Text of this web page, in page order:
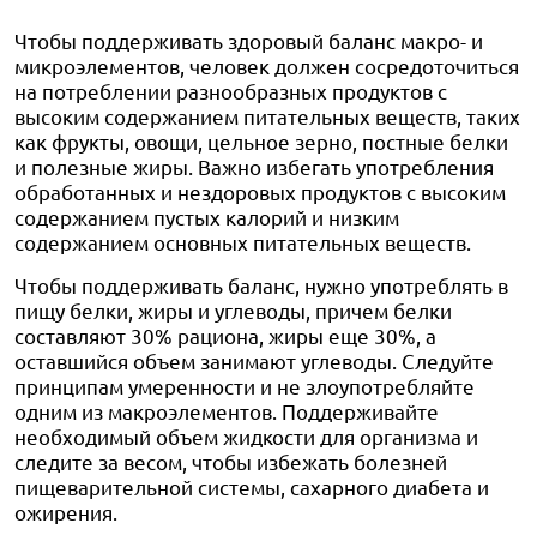
Чтобы поддерживать здоровый баланс макро- и
микроэлементов, человек должен сосредоточиться
на потреблении разнообразных продуктов с
высоким содержанием питательных веществ, таких
как фрукты, овощи, цельное зерно, постные белки
и полезные жиры. Важно избегать употребления
обработанных и нездоровых продуктов с высоким
содержанием пустых калорий и низким
содержанием основных питательных веществ.
Чтобы поддерживать баланс, нужно употреблять в
пищу белки, жиры и углеводы, причем белки
составляют 30% рациона, жиры еще 30%, а
оставшийся объем занимают углеводы. Следуйте
принципам умеренности и не злоупотребляйте
одним из макроэлементов. Поддерживайте
необходимый объем жидкости для организма и
следите за весом, чтобы избежать болезней
пищеварительной системы, сахарного диабета и
ожирения.